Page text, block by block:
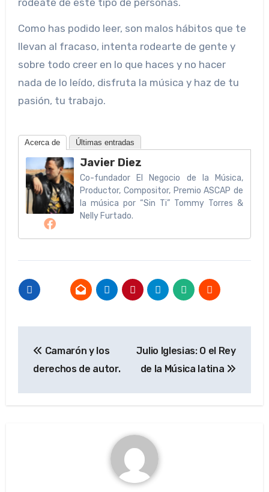
rodeate de este tipo de personas.
Como has podido leer, son malos hábitos que te
llevan al fracaso, intenta rodearte de gente y
sobre todo creer en lo que haces y no hacer
nada de lo leído, disfruta la música y haz de tu
pasión, tu trabajo.
Acerca de Últimas entradas
Javier Diez
Co-fundador El Negocio de la Música,
Productor, Compositor, Premio ASCAP de
la música por “Sin Ti” Tommy Torres &
Nelly Furtado.
de
Camarón y los
derechos de autor.
Julio Iglesias: O el Rey
de la Música latina